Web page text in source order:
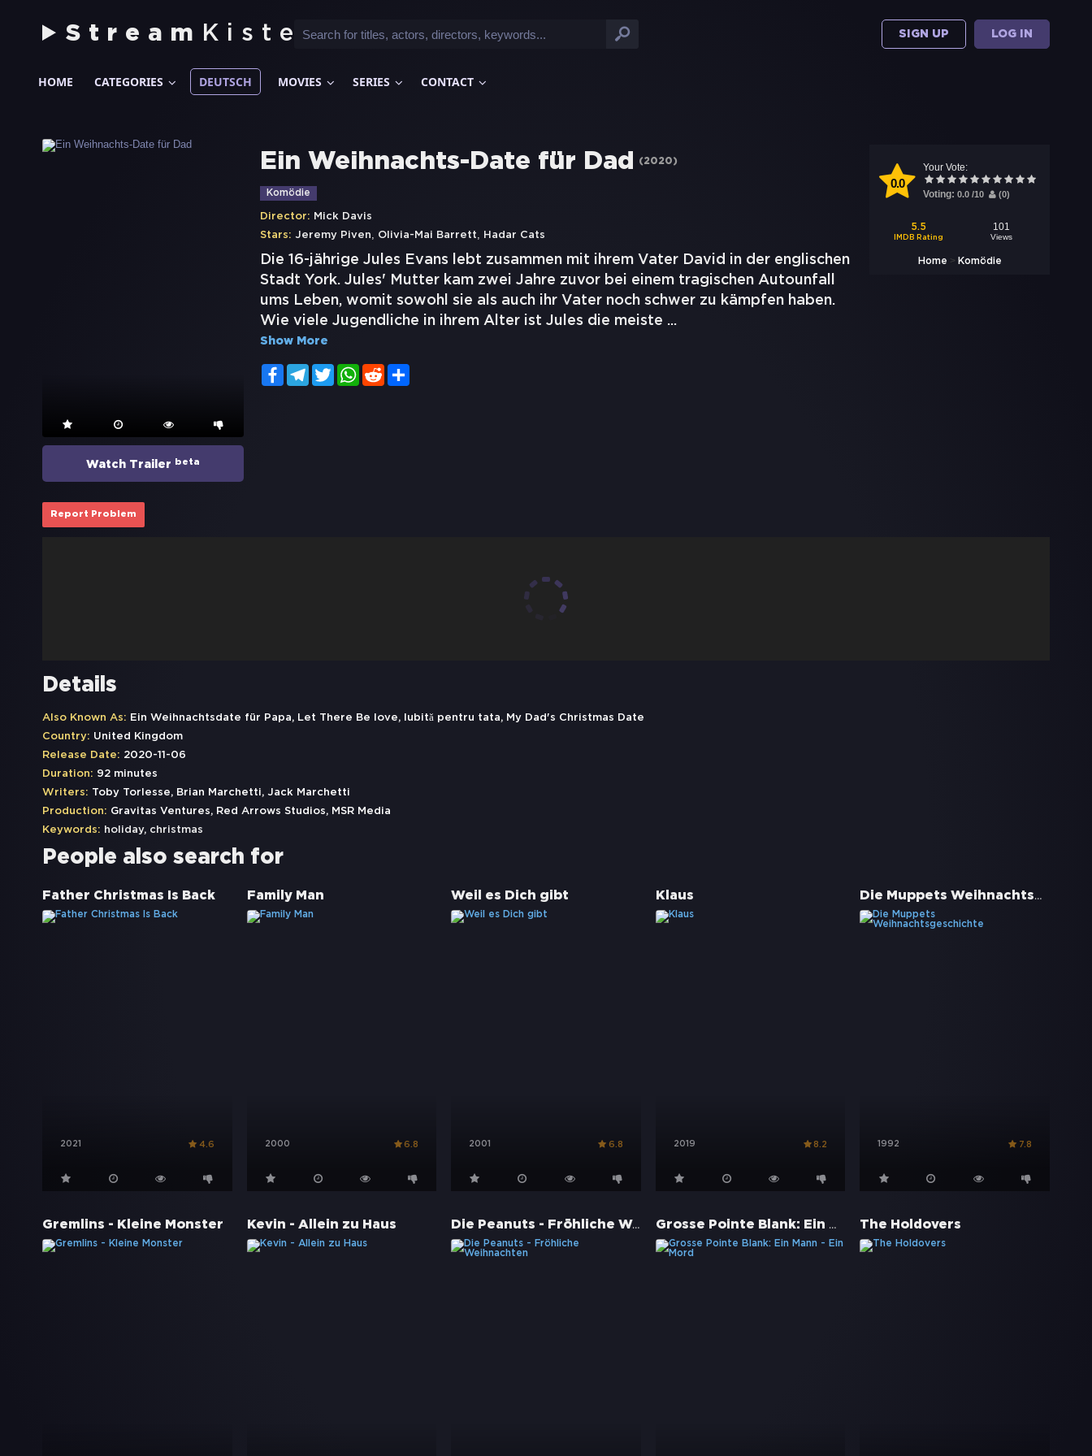
Stream Kiste SIGN UP LOG IN
HOME CATEGORIES DEUTSCH MOVIES SERIES CONTACT
Watch Trailer beta
0.0
Your Vote:
Voting: 0.0 /10 (0)
5.5
IMDB Rating
101
Views
Home > Komödie
Ein Weihnachts-Date für Dad (2020)
Komödie
Director: Mick Davis
Stars: Jeremy Piven, Olivia-Mai Barrett, Hadar Cats
Die 16-jährige Jules Evans lebt zusammen mit ihrem Vater David in der englischen
Stadt York. Jules' Mutter kam zwei Jahre zuvor bei einem tragischen Autounfall
ums Leben, womit sowohl sie als auch ihr Vater noch schwer zu kämpfen haben.
Wie viele Jugendliche in ihrem Alter ist Jules die meiste ...
Show More
FacebookTelegramTwitterWhatsApp
Reddit
Report Problem
Details
Also Known As: Ein Weihnachtsdate für Papa, Let There Be love, Iubită pentru tata, My Dad's Christmas Date
Country: United Kingdom
Release Date: 2020-11-06
Duration: 92 minutes
Writers: Toby Torlesse, Brian Marchetti, Jack Marchetti
Production: Gravitas Ventures, Red Arrows Studios, MSR Media
Keywords: holiday, christmas
People also search for
Father Christmas Is Back
2021 4.6
Family Man
2000 6.8
Weil es Dich gibt
2001 6.8
Klaus
2019 8.2
Die Muppets Weihnachtsgeschichte
1992 7.8
Gremlins - Kleine Monster Kevin - Allein zu Haus Die Peanuts - Fröhliche Weihnachten Grosse Pointe Blank: Ein Mann - Ein Mord The Holdovers